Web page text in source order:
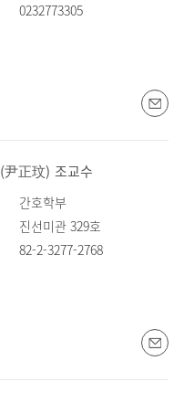
0232773305
(尹正玟) 조교수
간호학부
진선미관 329호
82-2-3277-2768